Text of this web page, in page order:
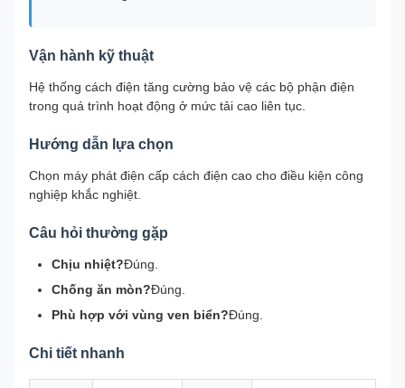
Vận hành kỹ thuật
Hệ thống cách điện tăng cường bảo vệ các bộ phận điện
trong quá trình hoạt động ở mức tải cao liên tục.
Hướng dẫn lựa chọn
Chọn máy phát điện cấp cách điện cao cho điều kiện công
nghiệp khắc nghiệt.
Câu hỏi thường gặp
Chịu nhiệt?Đúng.
Chống ăn mòn?Đúng.
Phù hợp với vùng ven biển?Đúng.
Chi tiết nhanh